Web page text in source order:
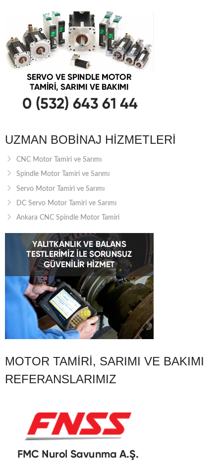
UZMAN BOBINAJ HIZMETLERI
CNC Motor Tamiri ve Sarımı
Spindle Motor Tamiri ve Sarımı
Servo Motor Tamiri ve Sarımı
DC Servo Motor Tamiri ve Sarımı
Ankara CNC Spindle Motor Tamiri
MOTOR TAMIRI, SARIMI VE BAKIMI
REFERANSLARIMIZ